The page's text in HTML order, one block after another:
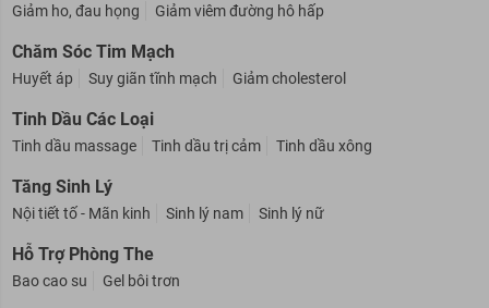
Giảm ho, đau họng Giảm viêm đường hô hấp
Chăm Sóc Tim Mạch
Huyết áp Suy giãn tĩnh mạch Giảm cholesterol
Tinh Dầu Các Loại
Tinh dầu massage Tinh dầu trị cảm Tinh dầu xông
Tăng Sinh Lý
Nội tiết tố - Mãn kinh Sinh lý nam Sinh lý nữ
Hỗ Trợ Phòng The
Bao cao su Gel bôi trơn